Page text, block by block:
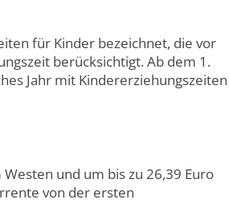
für Kinder bezeichnet, die vor
berücksichtigt. Ab dem 1.
Jahr mit Kindererziehungszeiten
und um bis zu 26,39 Euro
von der ersten